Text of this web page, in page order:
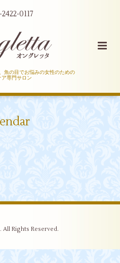
0117
魚の目でお悩みの女性のための
ア専門サロン
. All Rights Reserved.